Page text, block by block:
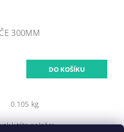
300MM
0.105 kg
k této položce.